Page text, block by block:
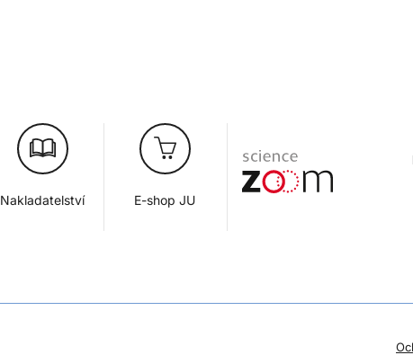
Nakladatelství E-shop JU